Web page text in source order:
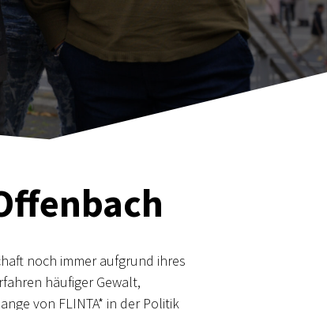
noch immer aufgrund ihres
häufiger Gewalt,
von FLINTA* in der Politik